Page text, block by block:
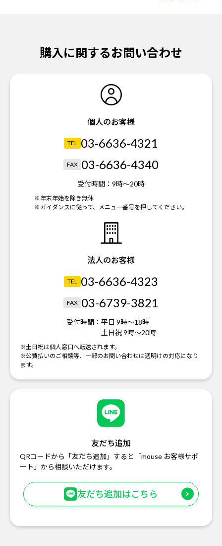
購入に関するお問い合わせ
個人のお客様
TEL 03-6636-4321
FAX 03-6636-4340
受付時間： 9時～20時
※年末年始を除き無休
※ガイダンスに従って、メニュー番号を押してください。
法人のお客様
TEL 03-6636-4323
FAX 03-6739-3821
受付時間： 平日 9時～18時
土日祝 9時～20時
※土日祝は個人窓口へ転送されます。
※公費払いのご相談等、一部のお問い合わせは週明けの対応になり
ます。
友だち追加
QRコードから「友だち追加」すると「mouse お客様サポ
ート」から相談いただけます。
友だち追加はこちら